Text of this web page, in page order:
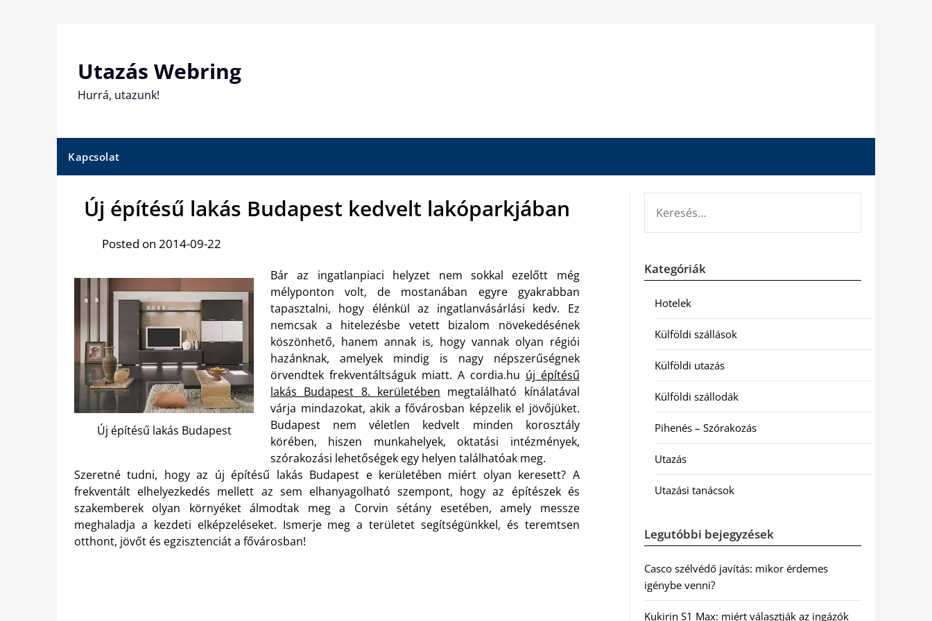
Utazás Webring
Hurrá, utazunk!
Kapcsolat
Új építésű lakás Budapest kedvelt lakóparkjában
Posted on 2014-09-22
Új építésű lakás Budapest
Bár az ingatlanpiaci helyzet nem sokkal ezelőtt még
mélyponton volt, de mostanában egyre gyakrabban
tapasztalni, hogy élénkül az ingatlanvásárlási kedv. Ez
nemcsak a hitelezésbe vetett bizalom növekedésének
köszönhető, hanem annak is, hogy vannak olyan régiói
hazánknak, amelyek mindig is nagy népszerűségnek
örvendtek frekventáltságuk miatt. A cordia.hu új építésű
lakás Budapest 8. kerületében megtalálható kínálatával
várja mindazokat, akik a fővárosban képzelik el jövőjüket.
Budapest nem véletlen kedvelt minden korosztály
körében, hiszen munkahelyek, oktatási intézmények,
szórakozási lehetőségek egy helyen találhatóak meg.
Szeretné tudni, hogy az új építésű lakás Budapest e kerületében miért olyan keresett? A
frekventált elhelyezkedés mellett az sem elhanyagolható szempont, hogy az építészek és
szakemberek olyan környéket álmodtak meg a Corvin sétány esetében, amely messze
meghaladja a kezdeti elképzeléseket. Ismerje meg a területet segítségünkkel, és teremtsen
otthont, jövőt és egzisztenciát a fővárosban!
Kategóriák
Hotelek
Külföldi szállások
Külföldi utazás
Külföldi szállodák
Pihenés – Szórakozás
Utazás
Utazási tanácsok
Legutóbbi bejegyzések
Casco szélvédő javítás: mikor érdemes
igénybe venni?
Kukirin S1 Max: miért választják az ingázók